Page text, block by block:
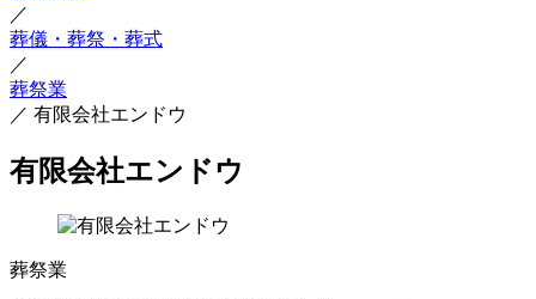
／
葬儀・葬祭・葬式
／
葬祭業
／ 有限会社エンドウ
有限会社エンドウ
葬祭業